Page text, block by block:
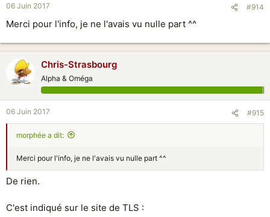
06 Juin 2017 #914
Merci pour l'info, je ne l'avais vu nulle part ^^
Chris-Strasbourg
Alpha & Oméga
06 Juin 2017 #915
morphée a dit:
Merci pour l'info, je ne l'avais vu nulle part ^^
De rien.
C'est indiqué sur le site de TLS :